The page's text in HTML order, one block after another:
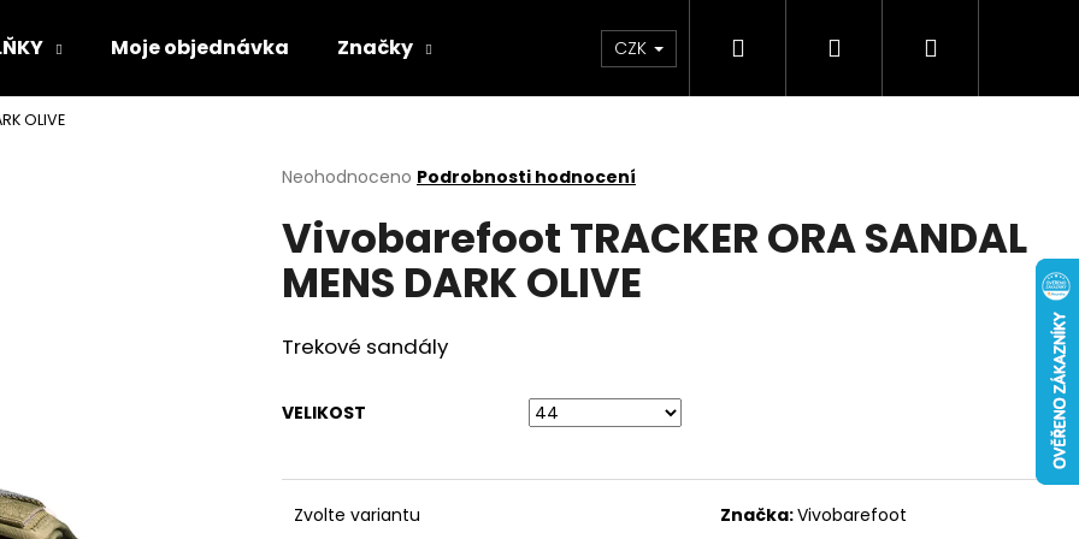
Moje objednávka Značky CZK Hledat PřihlášeníNákupní
OLIVE
Průměrné
produktu
je
0,0
hvězdiček.
Neohodnoceno Podrobnosti hodnocení
Vivobarefoot TRACKER ORA SANDAL
MENS DARK OLIVE
Trekové sandály
VELIKOST
Zvolte variantu Značka:Vivobarefoot
Co potřebujete najít?
HLEDAT
BAREFOOT S PAMĚŤOVOU SUEDE (VELOUR) NUBUCK SPRAY 200